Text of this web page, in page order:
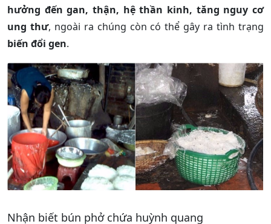
hưởng đến gan, thận, hệ thần kinh, tăng nguy cơ
ung thư, ngoài ra chúng còn có thể gây ra tình trạng
biến đổi gen.
Nhận biết bún phở chứa huỳnh quang